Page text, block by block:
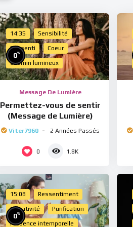
14:35 Sensibilité
Ressenti Coeur
Chemin lumineux
0%
Message De Lumière
Permettez-vous de sentir
(Message de Lumière)
Viter7960 2 Années Passés
0 1.8K
15:08 Ressentiment
Négativité Purification
Présence intemporelle
0%